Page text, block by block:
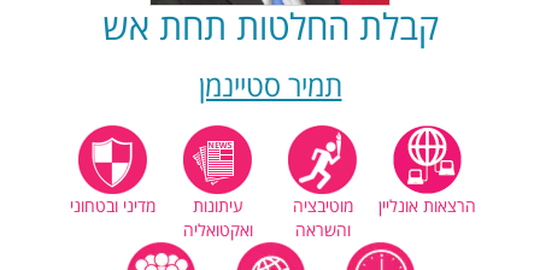
קבלת החלטות תחת אש
תמיר סטיינמן
הרצאות אונליין
מוטיבציה
והשראה
עיתונות
ואקטואליה
מדיני ובטחוני